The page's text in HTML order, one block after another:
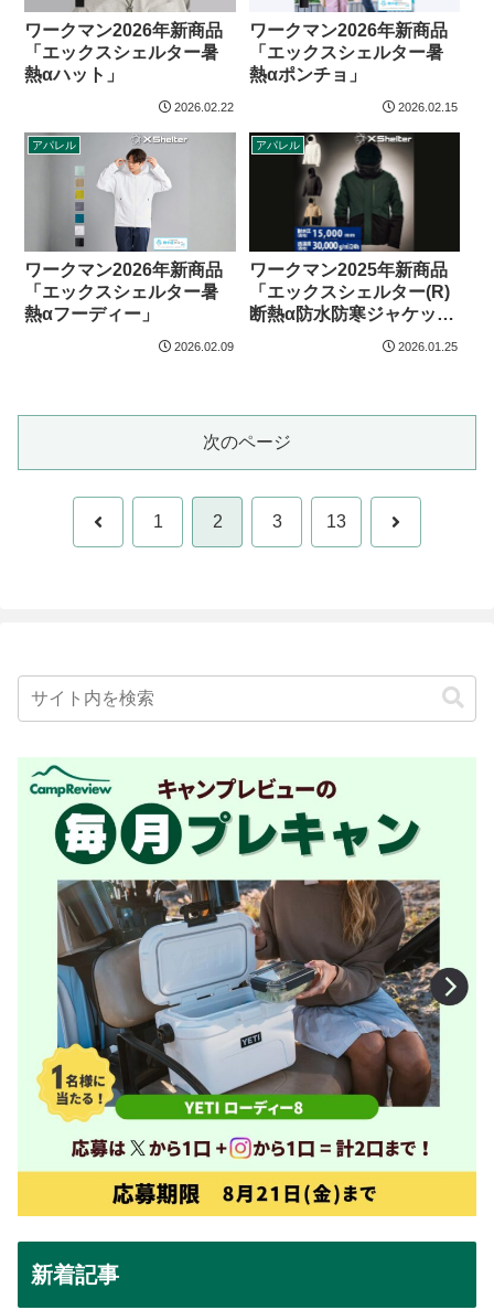
ワークマン2026年新商品
「エックスシェルター暑
熱αハット」
2026.02.22
ワークマン2026年新商品
「エックスシェルター暑
熱αポンチョ」
2026.02.15
アパレル
ワークマン2026年新商品
「エックスシェルター暑
熱αフーディー」
2026.02.09
アパレル
ワークマン2025年新商品
「エックスシェルター(R)
断熱α防水防寒ジャケッ
2026.01.25
次のページ
前 1 2 3 13 次
新着記事